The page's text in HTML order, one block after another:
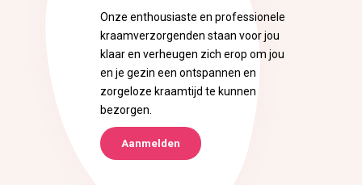
Onze enthousiaste en professionele
kraamverzorgenden staan voor jou
klaar en verheugen zich erop om jou
en je gezin een ontspannen en
zorgeloze kraamtijd te kunnen
bezorgen.
Aanmelden